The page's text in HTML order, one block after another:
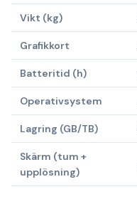
Vikt (kg)
Grafikkort
Batteritid (h)
Operativsystem
Lagring (GB/TB)
Skärm (tum +
upplösning)